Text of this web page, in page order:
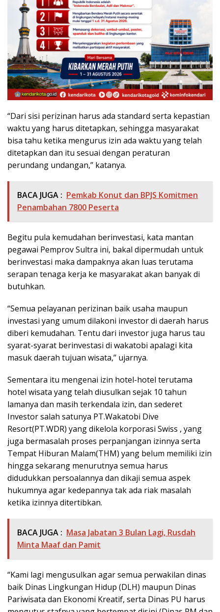
“Dari sisi perizinan harus ada standard serta kepastian
waktu yang harus ditetapkan, sehingga masyarakat
bisa tahu ketika mengurus izin ada waktu yang telah
ditetapkan dan itu sesuai dengan peraturan
perundang undangan,’’ katanya.
BACA JUGA : Pemkab Konut dan BPJS Komitmen
Penambahan 7800 Peserta
Begitu pula kemudahan berinvestasi, kata mantan
pegawai Pemprov Sultra ini, bakal dipermudah untuk
berinvestasi maka dampaknya akan luas terutama
serapan tenaga kerja ke masyarakat akan banyak di
butuhkan.
“Semua pelayanan perizinan baik usaha maupun
investasi yang umum dilakoni investor di daerah harus
diberi kemudahan. Tentu dari investor juga harus tau
syarat-syarat berinvestasi di wakatobi apalagi kita
masuk daerah tujuan wisata,’’ ujarnya.
Sementara itu mengenai izin hotel-hotel terutama
hotel wisata yang telah diusulkan sejak 10 tahun
lamanya dan masih terkendala izin, dan sederet
Investor salah satunya PT.Wakatobi Dive
Resort(PT.WDR) yang dikelola korporasi Swiss , yang
juga bermasalah proses perpanjangan izinnya serta
Tempat Hiburan Malam(THM) yang belum memiliki izin
hingga sekarang menurutnya semua harus
didudukkan persoalannya dan dikaji semua aspek
hukumnya agar kedepannya tak ada riak masalah
ketika izinnya ditertibkan.
BACA JUGA : Masa Jabatan 3 Bulan Lagi, Rusdah
Minta Maaf dan Pamit
“Kami lagi mengusulkan agar semua perwakilan dinas
baik Dinas Lingkungan Hidup (DLH) maupun Dinas
Pariwisata dan Ekonomi Kreatif, serta Dinas PU harus